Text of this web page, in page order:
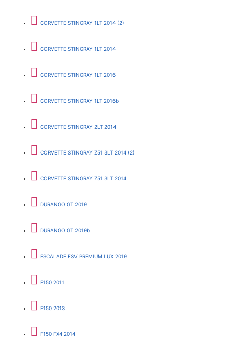
CORVETTE STINGRAY 1LT 2014 (2)
CORVETTE STINGRAY 1LT 2014
CORVETTE STINGRAY 1LT 2016
CORVETTE STINGRAY 1LT 2016b
CORVETTE STINGRAY 2LT 2014
CORVETTE STINGRAY Z51 3LT 2014 (2)
CORVETTE STINGRAY Z51 3LT 2014
DURANGO GT 2019
DURANGO GT 2019b
ESCALADE ESV PREMIUM LUX 2019
F150 2011
F150 2013
F150 FX4 2014